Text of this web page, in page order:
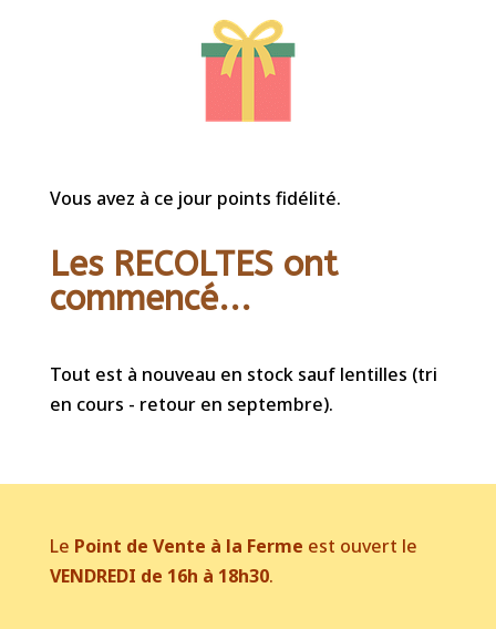
Vous avez à ce jour points fidélité.
Les RECOLTES ont
commencé...
Tout est à nouveau en stock sauf lentilles (tri
en cours - retour en septembre).
Le Point de Vente à la Ferme est ouvert le
VENDREDI de 16h à 18h30.